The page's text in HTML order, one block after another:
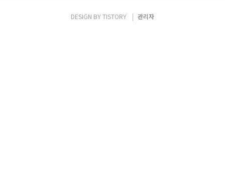
DESIGN BYTISTORY 관리자